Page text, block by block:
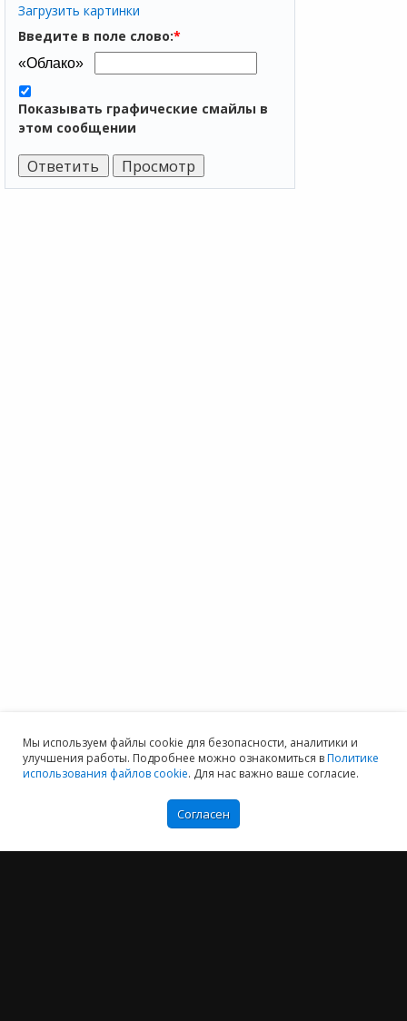
Загрузить картинки
Введите в поле слово:*
Показывать графические смайлы в
этом сообщении
Мы используем файлы cookie для безопасности, аналитики и
улучшения работы. Подробнее можно ознакомиться вПолитике
использования файлов cookie. Для нас важно ваше согласие.
Согласен